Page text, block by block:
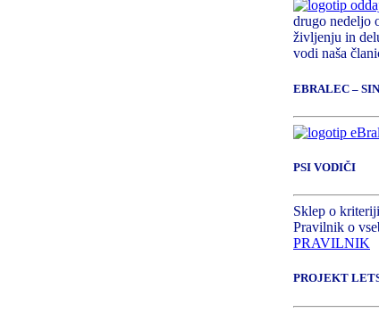
drugo nedeljo
življenju in
vodi naša
EBRALEC –
PSI VODIČI
Sklep o
Pravilnik o
PRAVILNIK
PROJEKT